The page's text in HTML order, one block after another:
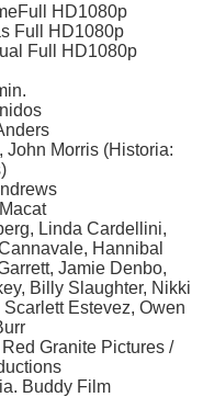
HD1080p
Full HD1080p
Full HD1080p
John Morris (Historia:
Linda Cardellini,
Hannibal
Jamie Denbo,
Billy Slaughter, Nikki
Estevez, Owen
Granite Pictures /
Buddy Film